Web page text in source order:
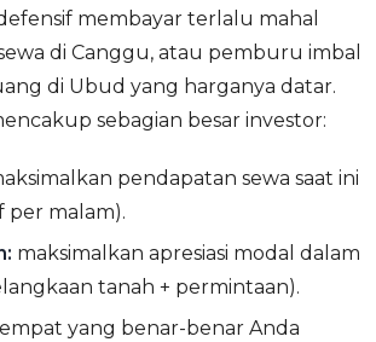
membayar terlalu mahal
di Canggu, atau pemburu imbal
di Ubud yang harganya datar.
sebagian besar investor:
pendapatan sewa saat ini
per malam).
maksimalkan apresiasi modal dalam
tanah + permintaan).
yang benar-benar Anda